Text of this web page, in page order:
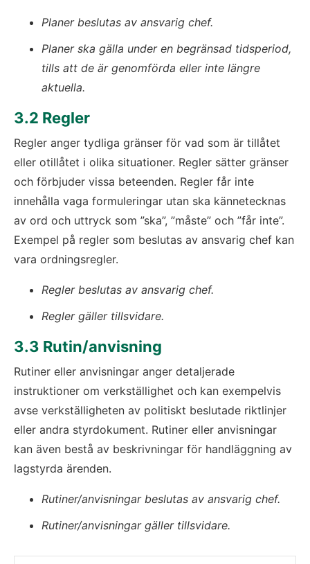
Planer beslutas av ansvarig chef.
Planer ska gälla under en begränsad tidsperiod,
tills att de är genomförda eller inte längre
aktuella.
3.2 Regler
Regler anger tydliga gränser för vad som är tillåtet
eller otillåtet i olika situationer. Regler sätter gränser
och förbjuder vissa beteenden. Regler får inte
innehålla vaga formuleringar utan ska kännetecknas
av ord och uttryck som ”ska”, ”måste” och ”får inte”.
Exempel på regler som beslutas av ansvarig chef kan
vara ordningsregler.
Regler beslutas av ansvarig chef.
Regler gäller tillsvidare.
3.3 Rutin/anvisning
Rutiner eller anvisningar anger detaljerade
instruktioner om verkställighet och kan exempelvis
avse verkställigheten av politiskt beslutade riktlinjer
eller andra styrdokument. Rutiner eller anvisningar
kan även bestå av beskrivningar för handläggning av
lagstyrda ärenden.
Rutiner/anvisningar beslutas av ansvarig chef.
Rutiner/anvisningar gäller tillsvidare.